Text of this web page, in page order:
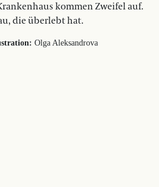
kommen Zweifel auf.
die überlebt hat.
Olga Aleksandrova